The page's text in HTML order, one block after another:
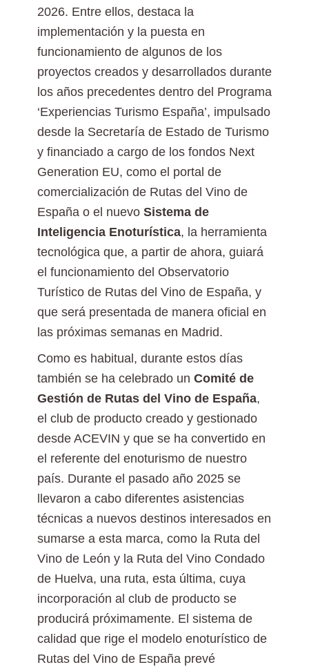
2026. Entre ellos, destaca la
implementación y la puesta en
funcionamiento de algunos de los
proyectos creados y desarrollados durante
los años precedentes dentro del Programa
‘Experiencias Turismo España’, impulsado
desde la Secretaría de Estado de Turismo
y financiado a cargo de los fondos Next
Generation EU, como el portal de
comercialización de Rutas del Vino de
España o el nuevo Sistema de
Inteligencia Enoturística, la herramienta
tecnológica que, a partir de ahora, guiará
el funcionamiento del Observatorio
Turístico de Rutas del Vino de España, y
que será presentada de manera oficial en
las próximas semanas en Madrid.
Como es habitual, durante estos días
también se ha celebrado un Comité de
Gestión de Rutas del Vino de España,
el club de producto creado y gestionado
desde ACEVIN y que se ha convertido en
el referente del enoturismo de nuestro
país. Durante el pasado año 2025 se
llevaron a cabo diferentes asistencias
técnicas a nuevos destinos interesados en
sumarse a esta marca, como la Ruta del
Vino de León y la Ruta del Vino Condado
de Huelva, una ruta, esta última, cuya
incorporación al club de producto se
producirá próximamente. El sistema de
calidad que rige el modelo enoturístico de
Rutas del Vino de España prevé